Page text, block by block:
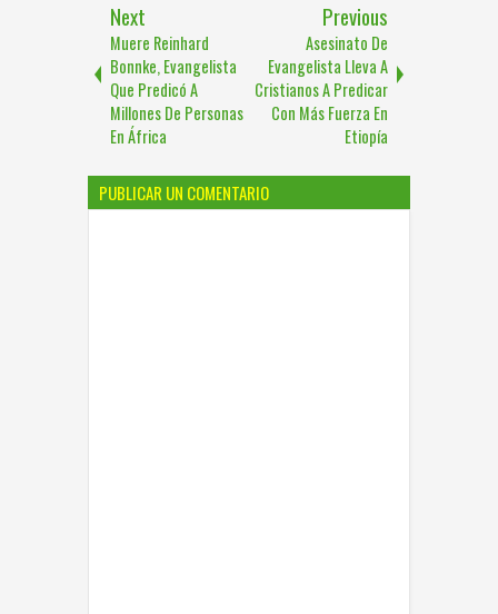
Next
Muere Reinhard
Bonnke, Evangelista
Que Predicó A
Millones De Personas
En África
Previous
Asesinato De
Evangelista Lleva A
Cristianos A Predicar
Con Más Fuerza En
Etiopía
PUBLICAR UN COMENTARIO